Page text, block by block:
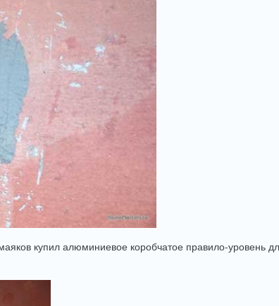
купил алюминиевое коробчатое правило-уровень